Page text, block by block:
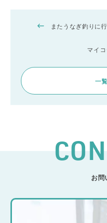
またうなぎ釣りに
マイ
一
お問